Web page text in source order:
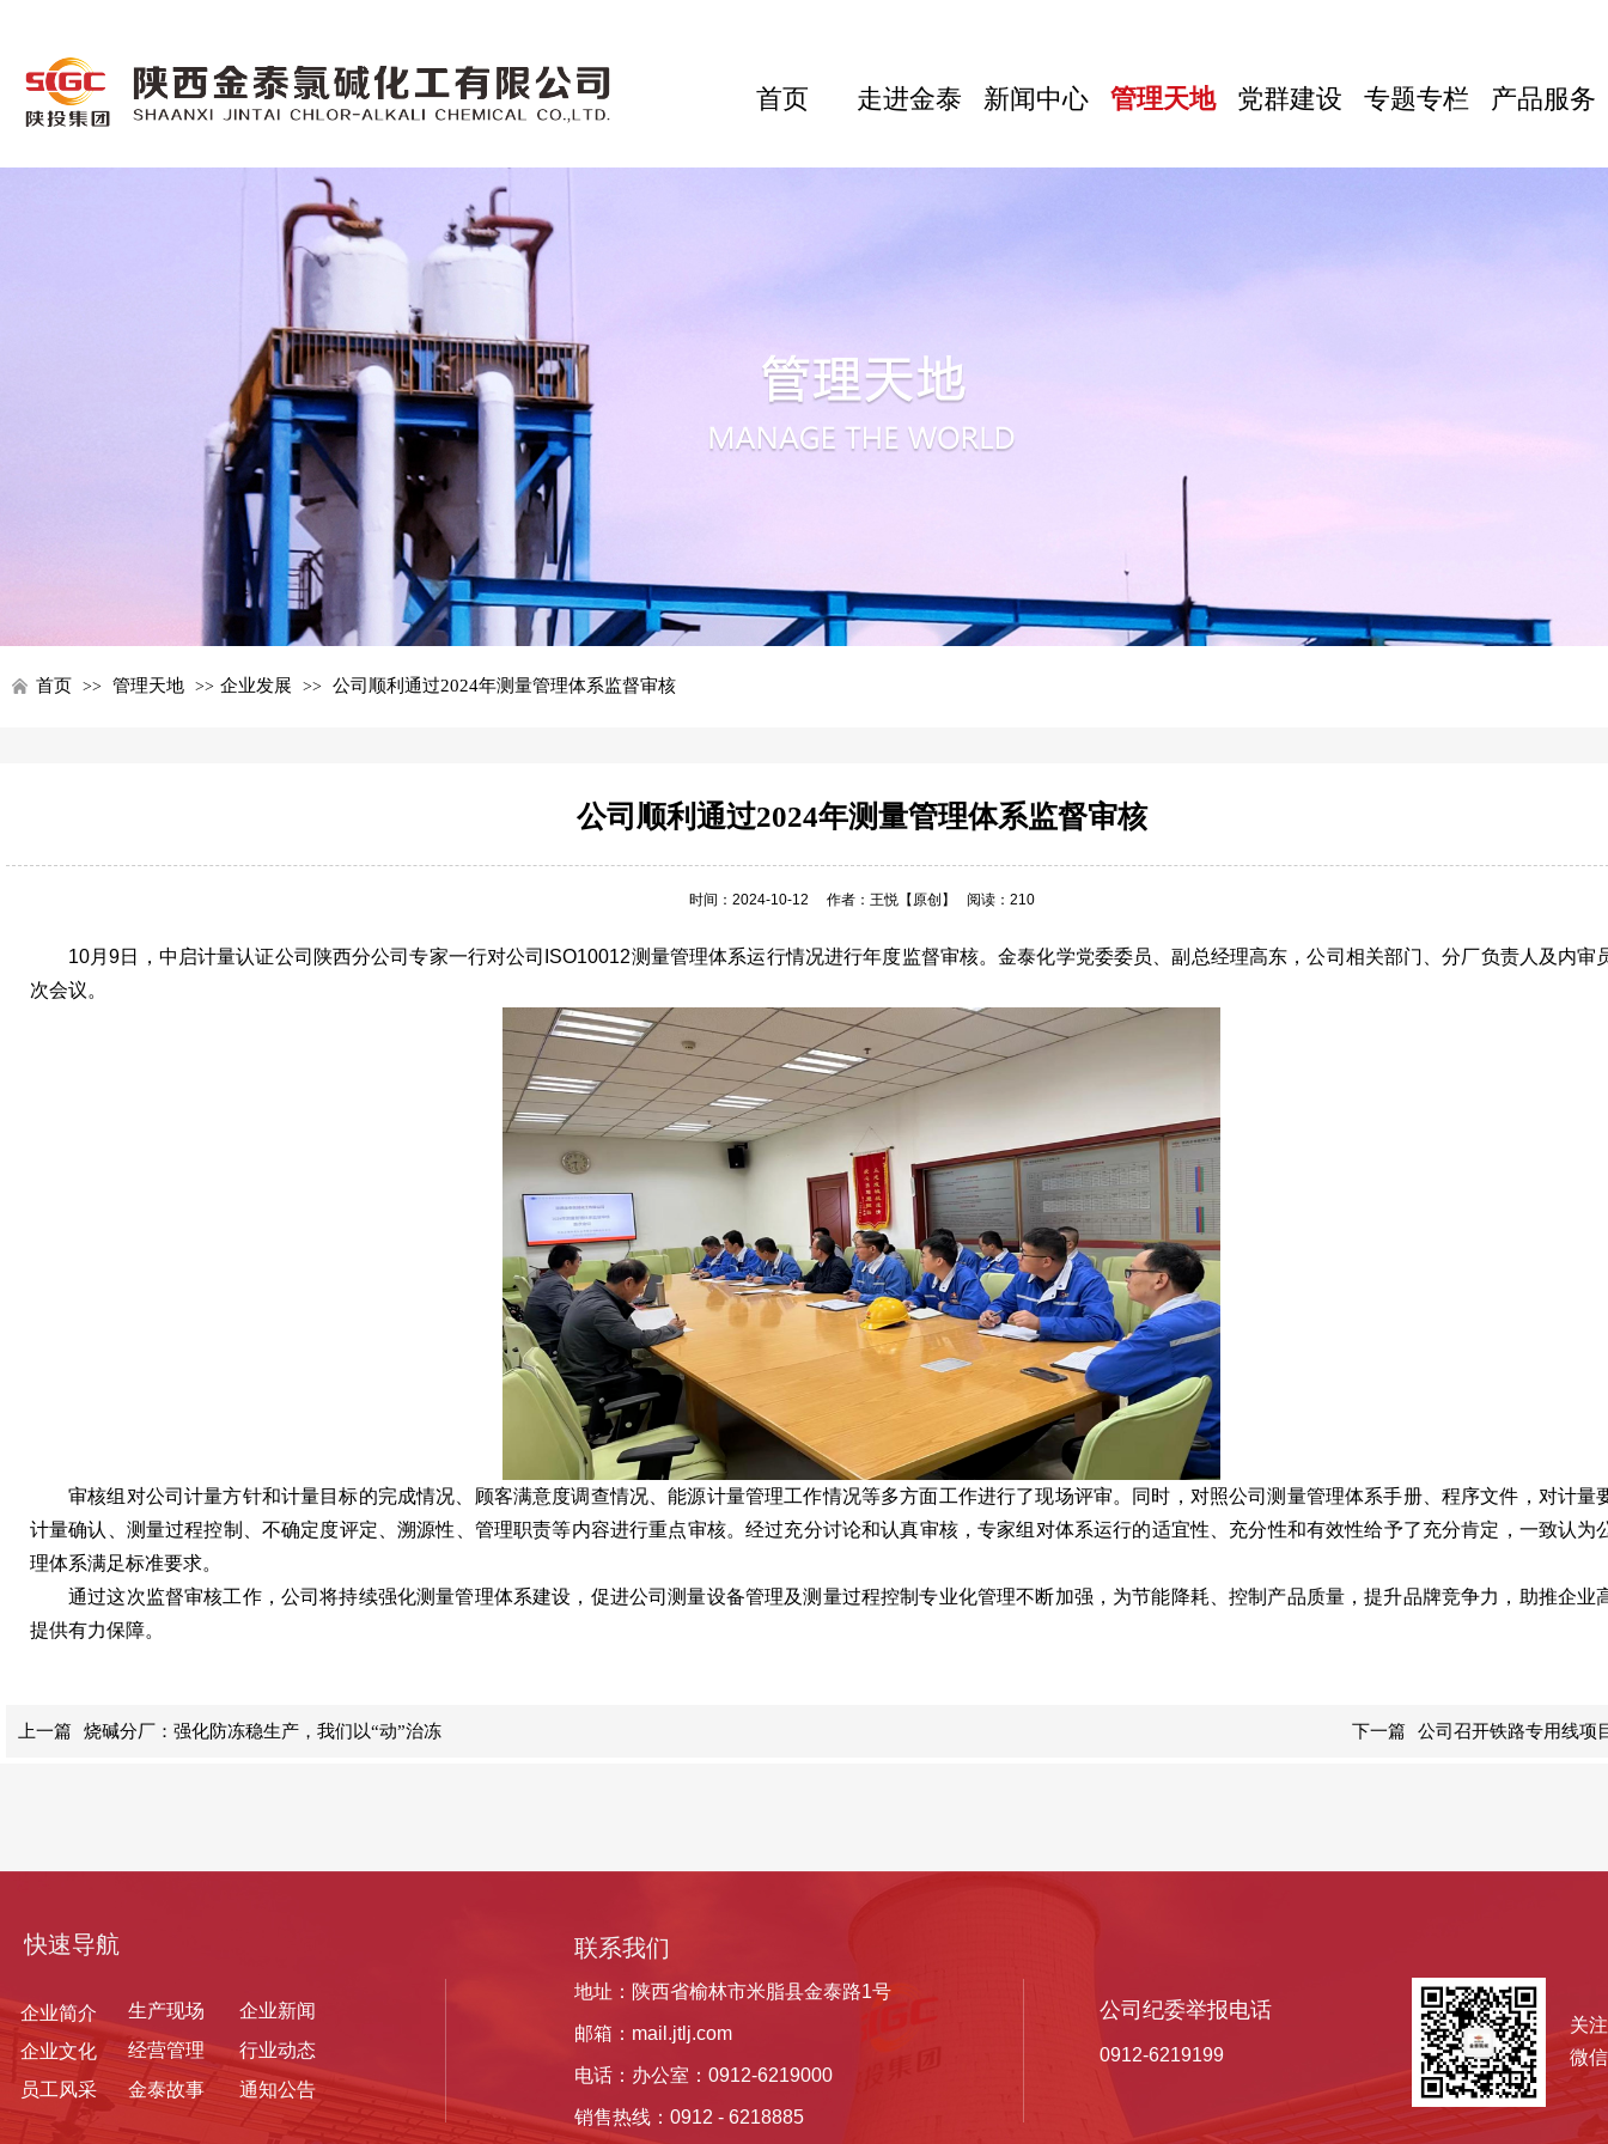
首页 走进金泰 新闻中心 管理天地 党群建设 专题专栏 产品服务
首页 >> 管理天地 >> 企业发展 >> 公司顺利通过2024年测量管理体系监督审核
公司顺利通过2024年测量管理体系监督审核
时间：2024-10-12 作者：王悦【原创】 阅读：210
10月9日，中启计量认证公司陕西分公司专家一行对公司ISO10012测量管理体系运行情况进行年度监督审核。金泰化学党委委员、副总经理高东，公司相关部门、分厂负责人及内审
次会议。
审核组对公司计量方针和计量目标的完成情况、顾客满意度调查情况、能源计量管理工作情况等多方面工作进行了现场评审。同时，对照公司测量管理体系手册、程序文件，对计量
计量确认、测量过程控制、不确定度评定、溯源性、管理职责等内容进行重点审核。经过充分讨论和认真审核，专家组对体系运行的适宜性、充分性和有效性给予了充分肯定，一致认为
理体系满足标准要求。
通过这次监督审核工作，公司将持续强化测量管理体系建设，促进公司测量设备管理及测量过程控制专业化管理不断加强，为节能降耗、控制产品质量，提升品牌竞争力，助推企业
提供有力保障。
上一篇 烧碱分厂：强化防冻稳生产，我们以“动”治冻 下一篇 公司召开铁路专用线项
关
微
地址：陕西省榆林市米脂县金泰路1号
邮箱： mail.jtlj.com
电话：办公室：0912-6219000
销售热线： 0912 - 6218885
联系我们
快速导航
企业简介
企业文化
员工风采
生产现场
经营管理
金泰故事
企业新闻
行业动态
通知公告
公司纪委举报电话
0912-6219199